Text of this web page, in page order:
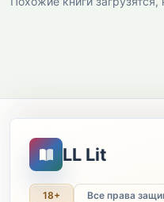
LL Lit
18+ Все права